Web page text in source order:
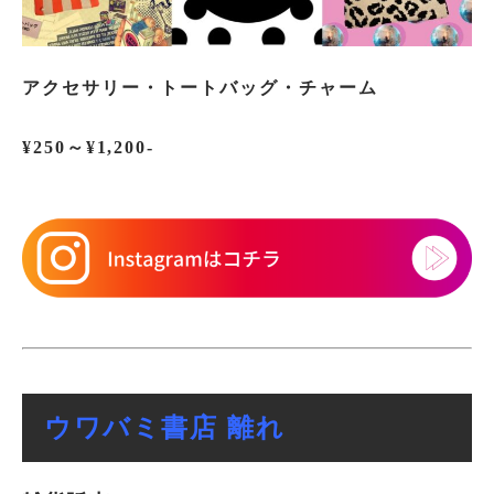
アクセサリー・トートバッグ・チャーム
¥250～¥1,200‐
ウワバミ書店 離れ